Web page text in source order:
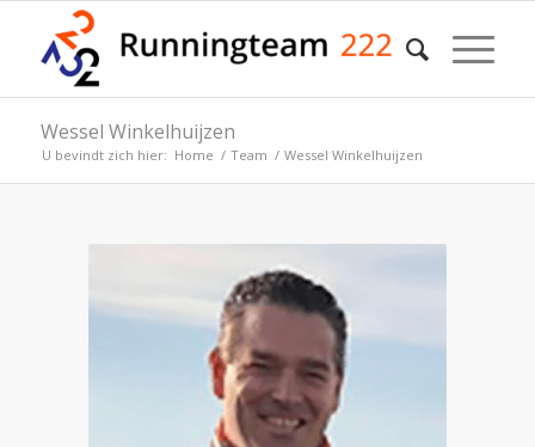
Wessel Winkelhuijzen
U bevindt zich hier: Home / Team / Wessel Winkelhuijzen